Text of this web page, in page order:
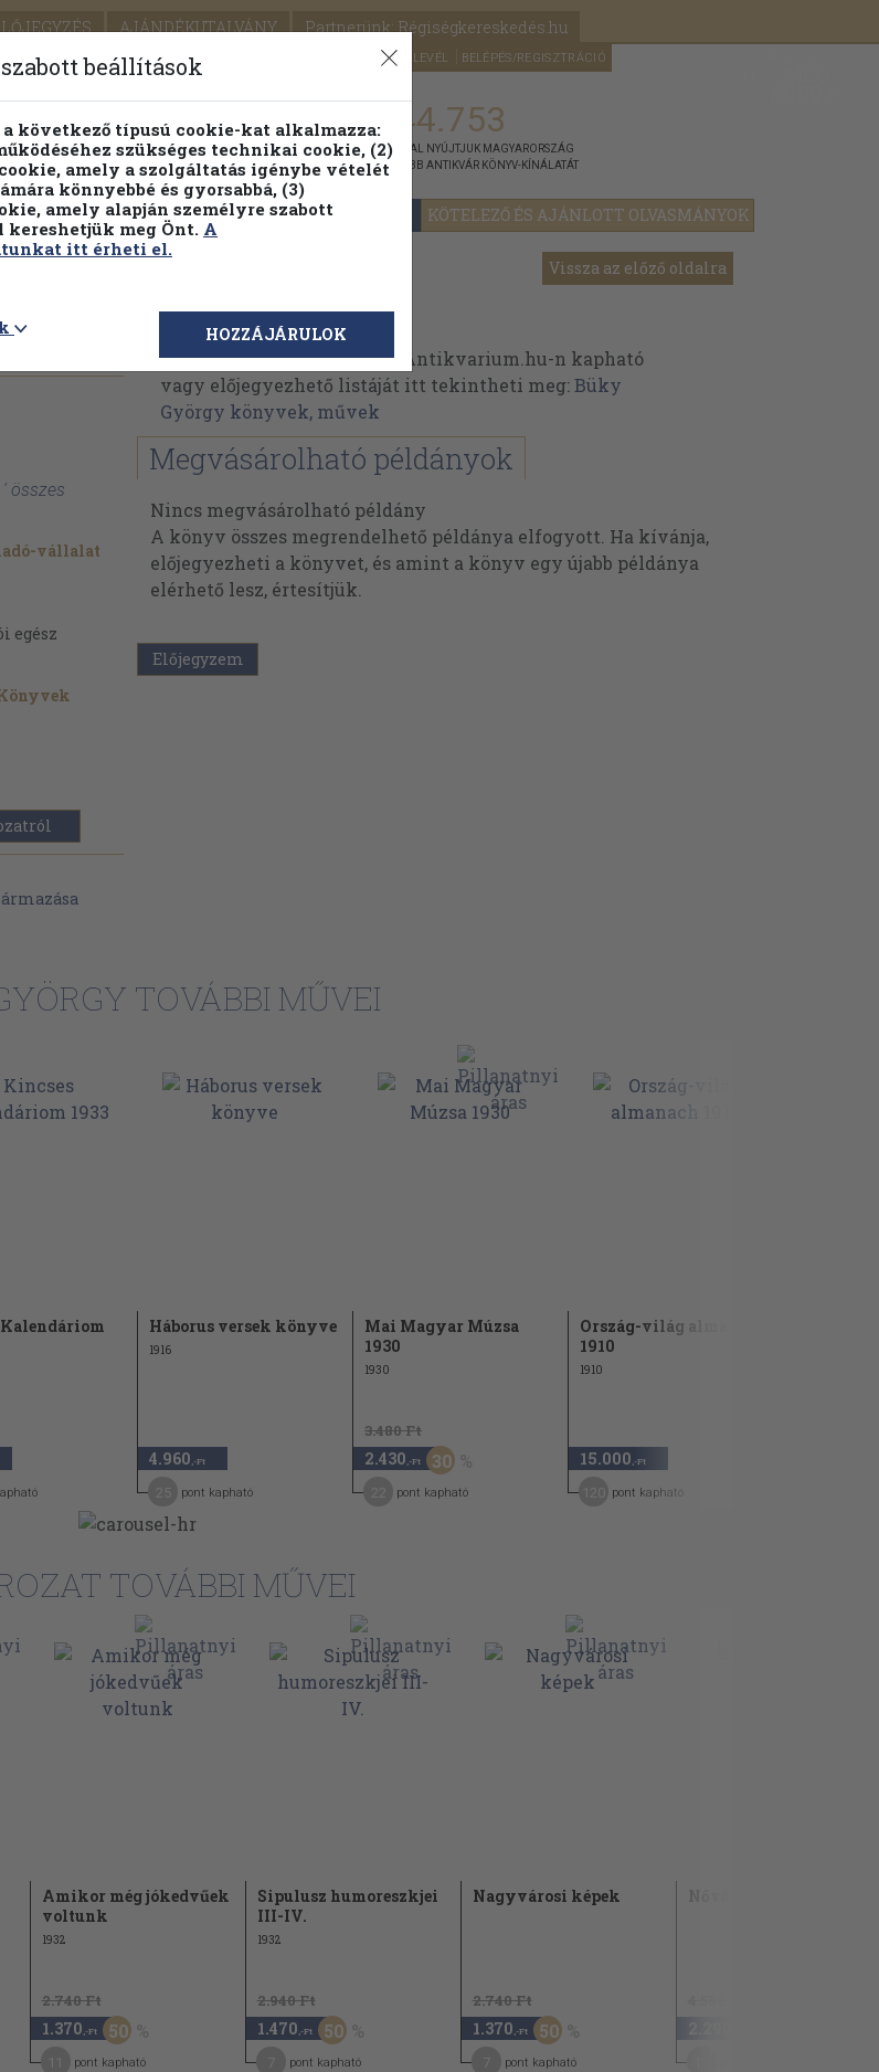
AJÁNDÉKUTALVÁNY Partnerünk: Régiségkereskedés.hu
SEGÍTSÉG HÍRLEVÉL BELÉPÉS/REGISZTRÁCIÓ
ÁRAINK FENNTARTHATÓ OLVASMÁNYOK KÖTELEZŐ ÉS AJÁNLOTT OLVASMÁNYOK
Részletes kereső Témaköri fa 1.144.753
KIADVÁNNYAL NYÚJTJUK MAGYARORSZÁG
LEGNAGYOBB ANTIKVÁR KÖNYV-KÍNÁLATÁT
Vissza az előző oldalra
összes
vállalat
egész
Büky György
Büky György műveinek az Antikvarium.hu-n kapható
vagy előjegyezhető listáját itt tekintheti meg:Büky
György könyvek, művek
Megvásárolható példányok
Nincs megvásárolható példány
A könyv összes megrendelhető példánya elfogyott. Ha kívánja,
előjegyezheti a könyvet, és amint a könyv egy újabb példánya
elérhető lesz, értesítjük.
Előjegyzem
TOVÁBBI MŰVEI
Háborus versek könyve
1916
4.960 ,-Ft
pont kapható
Mai Magyar Múzsa
1930
1930
3.480 Ft
2.430 ,-Ft 30
pont kapható
Ország-világ almanach
1910
1910
15.000 ,-Ft
pont kapható
TOVÁBBI MŰVEI
Amikor még jókedvűek
voltunk
1932
2.740 Ft
1.370 ,-Ft 50
pont kapható
Sipulusz humoreszkjei
III-IV.
1932
2.940 Ft
1.470 ,-Ft 50
pont kapható
Nagyvárosi képek
2.740 Ft
1.370 ,-Ft 50
pont kapható
Nővérek I-II.
beállítások
következő típusú cookie-kat alkalmazza:
szükséges technikai cookie, (2)
amely a szolgáltatás igénybe vételét
könnyebbé és gyorsabbá, (3)
amely alapján személyre szabott
meg Önt. A
itt érheti el.
HOZZÁJÁRULOK